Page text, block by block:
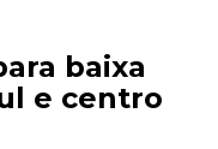
baixa
e centro